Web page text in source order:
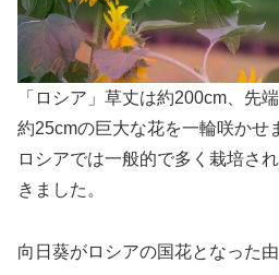
「ロシア」草丈は約200cm、先
約25cmの巨大な花を一輪咲かせ
ロシアでは一般的で多く栽培さ
きました。
向日葵がロシアの国花となった